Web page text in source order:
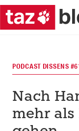
PODCAST DISSENS
Nach
mehr als